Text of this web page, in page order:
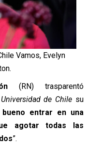
Vamos, Evelyn
(RN) trasparentó
de Chile su
entrar en una
agotar todas las
”.